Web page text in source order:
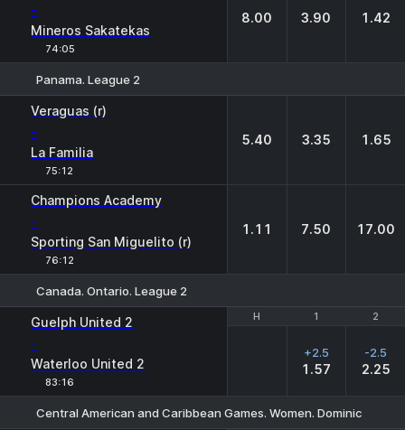
-
Mineros Sakatekas
74:05
8.00 3.90 1.42
Panama. League 2
Veraguas (r)
-
La Familia
75:12
5.40 3.35 1.65
Champions Academy
-
Sporting San Miguelito (r)
76:12
1.11 7.50 17.00
Canada. Ontario. League 2
H 1 2
Guelph United 2
-
Waterloo United 2
83:16
H 1 2
+2.5
1.57
-2.5
2.25
Central American and Caribbean Games. Women. Dominican